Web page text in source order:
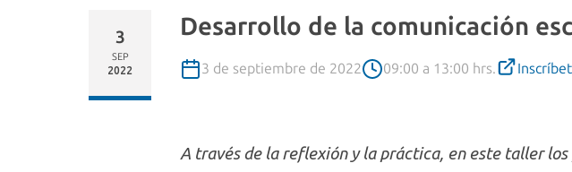
Desarrollo de la comunicación
3 de septiembre de 2022 09:00 a 13:00 hrs.
3
SEP
2022
A través de la reflexión y la práctica, en este taller